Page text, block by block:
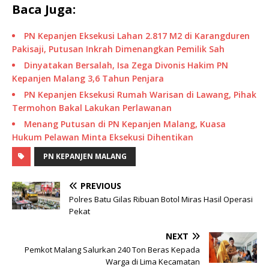
Baca Juga:
PN Kepanjen Eksekusi Lahan 2.817 M2 di Karangduren
Pakisaji, Putusan Inkrah Dimenangkan Pemilik Sah
Dinyatakan Bersalah, Isa Zega Divonis Hakim PN
Kepanjen Malang 3,6 Tahun Penjara
PN Kepanjen Eksekusi Rumah Warisan di Lawang, Pihak
Termohon Bakal Lakukan Perlawanan
Menang Putusan di PN Kepanjen Malang, Kuasa
Hukum Pelawan Minta Eksekusi Dihentikan
PN KEPANJEN MALANG
PREVIOUS
Polres Batu Gilas Ribuan Botol Miras Hasil Operasi
Pekat
NEXT
Pemkot Malang Salurkan 240 Ton Beras Kepada
Warga di Lima Kecamatan